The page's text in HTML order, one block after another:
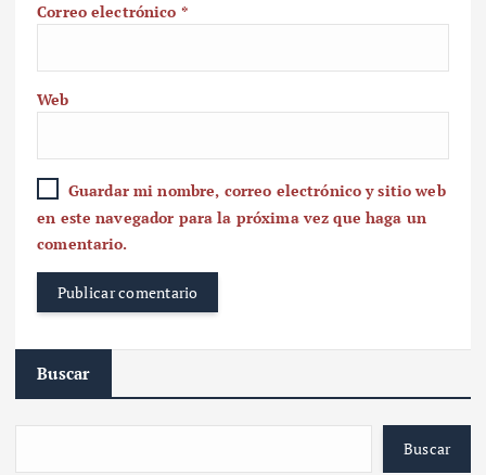
Correo electrónico *
Web
Guardar mi nombre, correo electrónico y sitio web
en este navegador para la próxima vez que haga un
comentario.
Buscar
Buscar